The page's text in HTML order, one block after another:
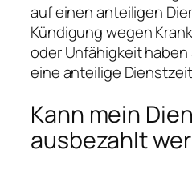
auf einen anteiligen
Kündigung wegen
oder Unfähigkeit
eine anteilige
Kann mein
ausbezahlt